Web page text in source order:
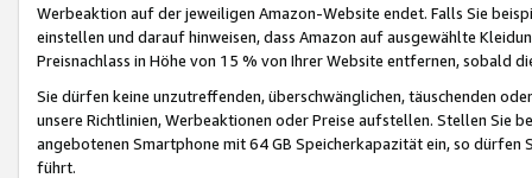
Werbeaktion auf der jeweiligen Amazon-Website endet. Falls Sie
einstellen und darauf hinweisen, dass Amazon auf ausgewählte
Preisnachlass in Höhe von 15 % von Ihrer Website entfernen, sobald
Sie dürfen keine unzutreffenden, überschwänglichen, täuschenden
unsere Richtlinien, Werbeaktionen oder Preise aufstellen. Stellen Sie
angebotenen Smartphone mit 64 GB Speicherkapazität ein, so dürfen
führt.